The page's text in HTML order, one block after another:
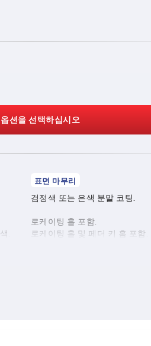
션을 선택하십시오
.
표면 마무리
검정색 또는 은색 분말 코팅.
로케이팅 홀 포함.
로케이팅 홀 및 페더 키 홈 포함.